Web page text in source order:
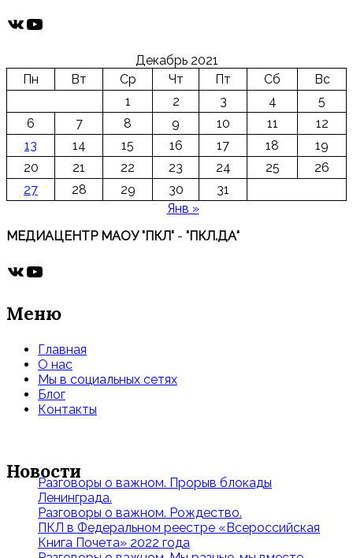
ВКонтакте
YouTube
Декабрь 2021
Пн
Вт Ср Чт Пт Сб
Вс
1
2 3 4
5
6
7 8 9 10 11
12
13
14 15 16 17 18
19
20
21 22 23 24 25
26
27
28 29 30
31
Янв »
МЕДИАЦЕНТР МАОУ "ПКЛ" - "ПКЛ.ДА"
ВКонтакте
YouTube
Меню
Главная
О нас
Мы в социальных сетях
Блог
Контакты
Новости
Разговоры о важном. Прорыв блокады
Ленинграда.
Разговоры о важном. Рождество.
ПКЛ в Федеральном реестре «Всероссийская
Книга Почета» 2022 года